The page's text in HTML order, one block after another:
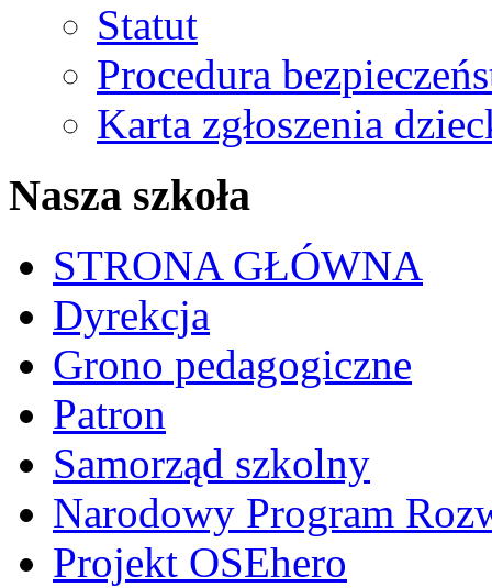
Statut
Procedura
Karta zgłoszenia
Nasza szkoła
STRONA GŁÓWNA
Dyrekcja
Grono pedagogiczne
Patron
Samorząd szkolny
Narodowy Program
Projekt OSEhero